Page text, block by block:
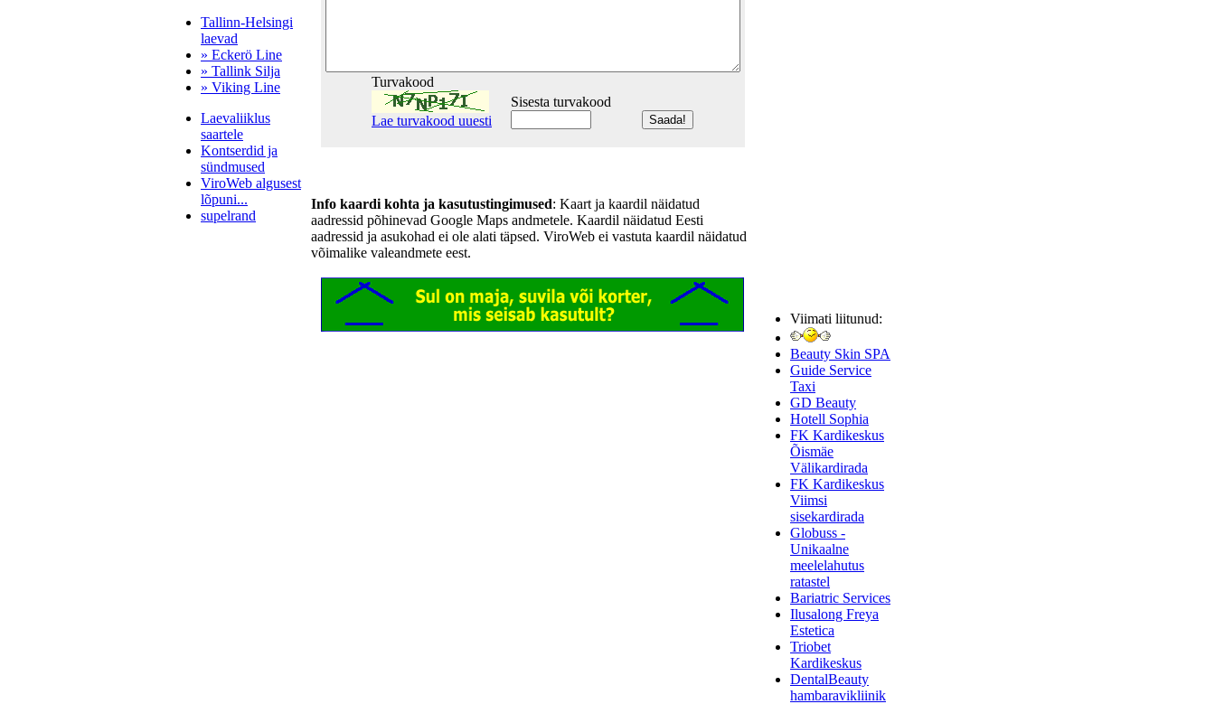
Tallinn-Helsingi
laevad
» Eckerö Line
» Tallink Silja
» Viking Line
Laevaliiklus
saartele
Kontserdid ja
sündmused
ViroWeb algusest
lõpuni...
supelrand
Turvakood
Lae turvakood uuesti
Sisesta turvakood
Info kaardi kohta ja kasutustingimused: Kaart ja kaardil näidatud
aadressid põhinevad Google Maps andmetele. Kaardil näidatud Eesti
aadressid ja asukohad ei ole alati täpsed. ViroWeb ei vastuta kaardil näidatud
võimalike valeandmete eest.
Viimati liitunud:
Beauty Skin SPA
Guide Service
Taxi
GD Beauty
Hotell Sophia
FK Kardikeskus
Õismäe
Välikardirada
FK Kardikeskus
Viimsi
sisekardirada
Globuss -
Unikaalne
meelelahutus
ratastel
Bariatric Services
Ilusalong Freya
Estetica
Triobet
Kardikeskus
DentalBeauty
hambaravikliinik